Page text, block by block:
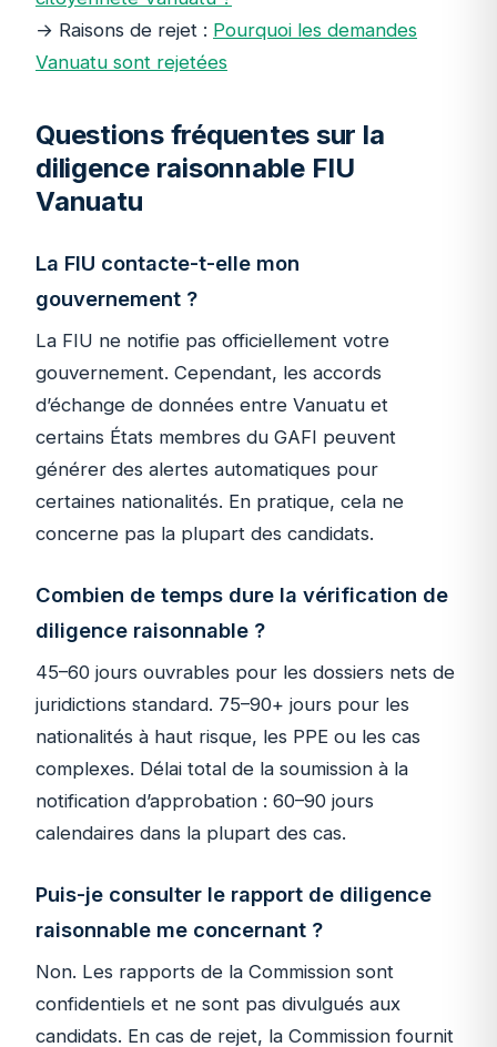
→ Raisons de rejet : Pourquoi les demandes
Vanuatu sont rejetées
Questions fréquentes sur la
diligence raisonnable FIU
Vanuatu
La FIU contacte-t-elle mon
gouvernement ?
La FIU ne notifie pas officiellement votre
gouvernement. Cependant, les accords
d’échange de données entre Vanuatu et
certains États membres du GAFI peuvent
générer des alertes automatiques pour
certaines nationalités. En pratique, cela ne
concerne pas la plupart des candidats.
Combien de temps dure la vérification de
diligence raisonnable ?
45–60 jours ouvrables pour les dossiers nets de
juridictions standard. 75–90+ jours pour les
nationalités à haut risque, les PPE ou les cas
complexes. Délai total de la soumission à la
notification d’approbation : 60–90 jours
calendaires dans la plupart des cas.
Puis-je consulter le rapport de diligence
raisonnable me concernant ?
Non. Les rapports de la Commission sont
confidentiels et ne sont pas divulgués aux
candidats. En cas de rejet, la Commission fournit